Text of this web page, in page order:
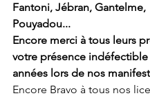
Fantoni, Jébran, Gantelme,
Pouyadou...
Encore merci à tous leurs
votre présence
années lors de nos
Encore Bravo à tous nos